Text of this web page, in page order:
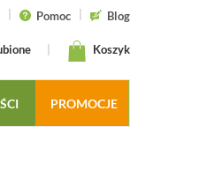
Pomoc Blog
Koszyk
PROMOCJE